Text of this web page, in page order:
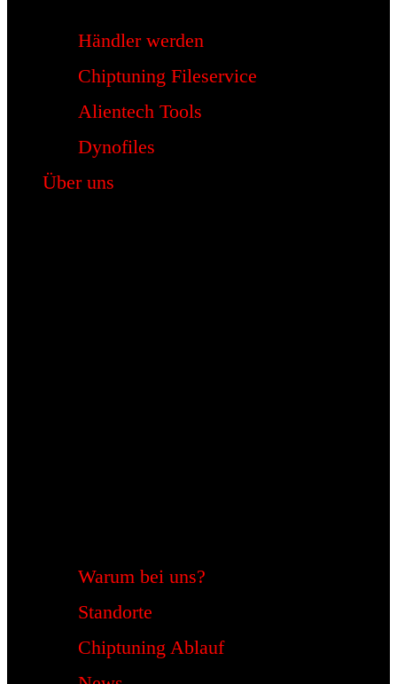
Händler werden
Chiptuning Fileservice
Alientech Tools
Dynofiles
Über uns
Warum bei uns?
Standorte
Chiptuning Ablauf